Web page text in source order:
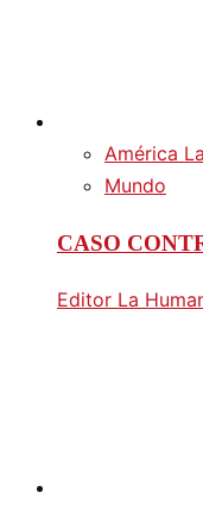
América
Mundo
CASO
Editor La